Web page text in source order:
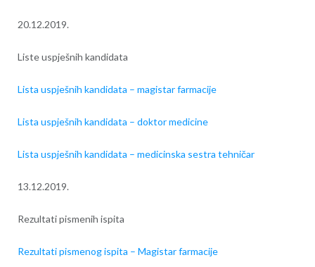
20.12.2019.
Liste uspješnih kandidata
Lista uspješnih kandidata – magistar farmacije
Lista uspješnih kandidata – doktor medicine
Lista uspješnih kandidata – medicinska sestra tehničar
13.12.2019.
Rezultati pismenih ispita
Rezultati pismenog ispita – Magistar farmacije